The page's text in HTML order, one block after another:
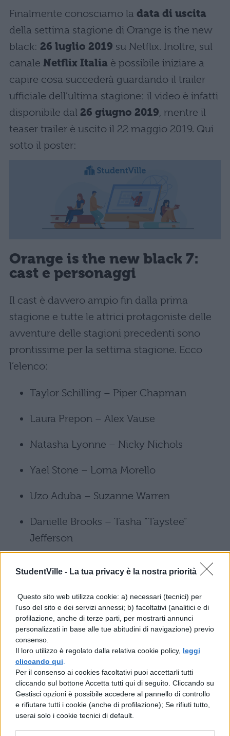
StudentVille - La tua privacy è la nostra priorità
Questo sito web utilizza cookie: a) necessari (tecnici) per
l'uso del sito e dei servizi annessi; b) facoltativi (analitici e di
profilazione, anche di terze parti, per mostrarti annunci
personalizzati in base alle tue abitudini di navigazione) previo
consenso.
Il loro utilizzo è regolato dalla relativa cookie policy, leggi
cliccando qui
Per il consenso ai cookies facoltativi puoi accettarli tutti
cliccando sul bottone Accetta tutti qui di seguito. Cliccando su
Gestisci opzioni è possibile accedere al pannello di controllo
e rifiutare tutti i cookie (anche di profilazione); Se rifiuti tutto,
userai solo i cookie tecnici di default.
Finalmente conosciamo la data di uscita
della settima stagione di Orange is the new
black: 26 luglio 2019 su Netflix. Inoltre, sul
canale Netflix Italia è possibile iniziare a
capire cosa succederà guardando il trailer
ufficiale dell’ultima stagione: il video è infatti
disponibile dal 26 giugno 2019, mentre il
teaser trailer è uscito il 22 maggio 2019. Qui
sotto il poster:
Orange is the new black 7:
cast e personaggi
Il cast è davvero ampio fin dalla prima
stagione e tutte le attrici protagoniste delle
avventure delle stagioni precedenti sono
prontissime per la settima stagione. Ecco
l’elenco:
Taylor Schilling – Piper Chapman
Laura Prepon – Alex Vause
Natasha Lyonne – Nicky Nichols
Yael Stone – Lorna Morello
Uzo Aduba – Suzanne Warren
Danielle Brooks – Tasha “Taystee”
Jefferson
Dascha Polanco – Dayanara “Daya” Diaz
Laura Gómez – Blanca Flores
Selenis Leyva – Gloria Mendoza
Jessica Pimental – Maria Ruiz
Jackie Cruz – Marisol “Flaca” Gonzales
Diane Guerrero – Maritza Ramos